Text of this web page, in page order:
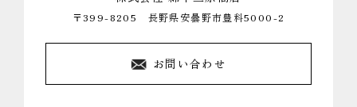
〒399-8205 長野県安曇野市豊科5000-2
お問い合わせ